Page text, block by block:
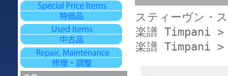
スティーヴン・
楽譜 Timpani
楽譜 Timpani